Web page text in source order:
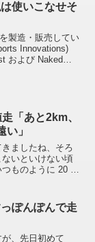
使いこなせそ
製造・販売してい
Innovations)
および Naked
「あと2km、
い」
ましたね、そろ
いといけない頃
ものように 20 分
一回、7 月に一回
ぽんぽんで走
、先日初めて